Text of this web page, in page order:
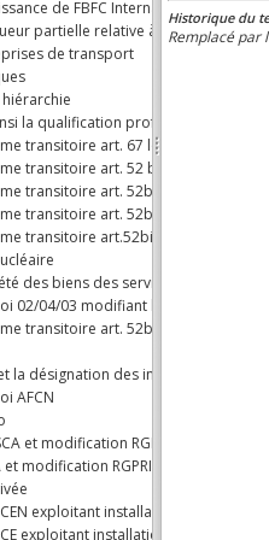
de FBFC International comme
partielle relative à l'AFCN
de transport
la qualification professionnelle de
transitoire art. 67 loi AFCN
transitoire art. 52 bis loi AFCN
transitoire art. 52bis loi AFCN
transitoire art. 52bis loi AFCN
transitoire art.52bis loi AFCN
des biens des services nucléaires à
02/04/03 modifiant loi AFCN
transitoire art. 52bis loi AFCN
la désignation des inspecteurs
AFCN
et modification RGPRI
modification RGPRI
exploitant installation nucléaire
exploitant installation nucléaire